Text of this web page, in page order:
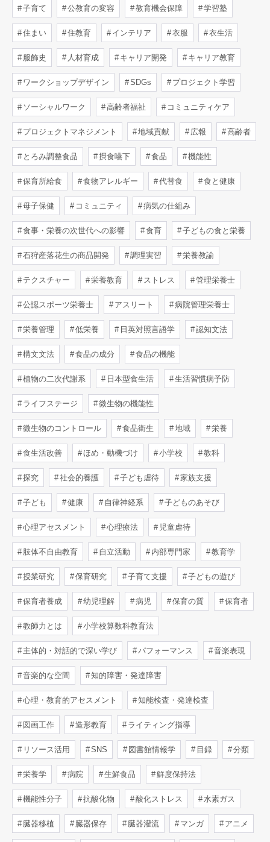
子育て 公教育の変容 教育機会保障 学習塾
住まい 住教育 インテリア 衣服 衣生活
服飾史 人材育成 キャリア開発 キャリア教育
ワークショップデザイン SDGs プロジェクト学習
ソーシャルワーク 高齢者福祉 コミュニティケア
プロジェクトマネジメント 地域貢献 広報 高齢者
とろみ調整食品 摂食嚥下 食品 機能性
保育所給食 食物アレルギー 代替食 食と健康
母子保健 コミュニティ 病気の仕組み
食事・栄養の次世代への影響 食育 子どもの食と栄養
石狩産落花生の商品開発 調理実習 栄養教諭
テクスチャー 栄養教育 ストレス 管理栄養士
公認スポーツ栄養士 アスリート 病院管理栄養士
栄養管理 低栄養 日英対照言語学 認知文法
構文文法 食品の成分 食品の機能
植物の二次代謝系 日本型食生活 生活習慣病予防
ライフステージ 微生物の機能性
微生物のコントロール 食品衛生 地域 栄養
食生活改善 ほめ・動機づけ 小学校 教科
探究 社会的養護 子ども虐待 家族支援
子ども 健康 自律神経系 子どものあそび
心理アセスメント 心理療法 児童虐待
肢体不自由教育 自立活動 内部専門家 教育学
授業研究 保育研究 子育て支援 子どもの遊び
保育者養成 幼児理解 病児 保育の質 保育者
教師力とは 小学校算数科教育法
主体的・対話的で深い学び パフォーマンス 音楽表現
音楽的な空間 知的障害・発達障害
心理・教育的アセスメント 知能検査・発達検査
図画工作 造形教育 ライティング指導
リソース活用 SNS 図書館情報学 目録 分類
栄養学 病院 生鮮食品 鮮度保持法
機能性分子 抗酸化物 酸化ストレス 水素ガス
臓器移植 臓器保存 臓器灌流 マンガ アニメ